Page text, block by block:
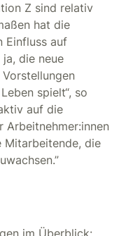
Z sind relativ
hat die
Einfluss auf
die neue
spielt“, so
auf die
Arbeitnehmer:innen
Mitarbeitende, die
im Überblick: